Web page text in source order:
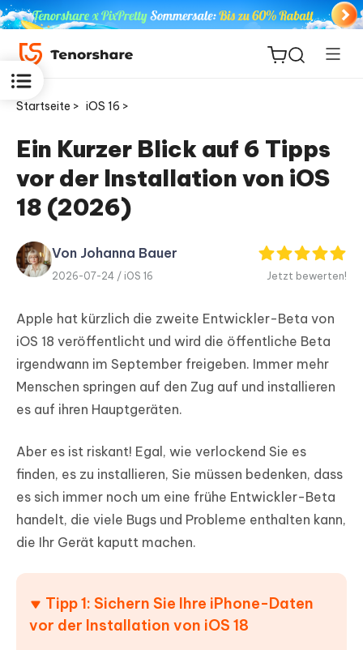
ReiBoot
for iOS
PDNob
PDF
Editor
Neu
iAnyGo
Startseite > iOS 16 >
Ein Kurzer Blick auf 6 Tipps
vor der Installation von iOS
18 (2026)
Von Johanna Bauer
2026-07-24 / iOS 16 Jetzt bewerten!
Apple hat kürzlich die zweite Entwickler-Beta von
iOS 18 veröffentlicht und wird die öffentliche Beta
irgendwann im September freigeben. Immer mehr
Menschen springen auf den Zug auf und installieren
es auf ihren Hauptgeräten.
Aber es ist riskant! Egal, wie verlockend Sie es
finden, es zu installieren, Sie müssen bedenken, dass
es sich immer noch um eine frühe Entwickler-Beta
handelt, die viele Bugs und Probleme enthalten kann,
die Ihr Gerät kaputt machen.
Tipp 1: Sichern Sie Ihre iPhone-Daten
vor der Installation von iOS 18